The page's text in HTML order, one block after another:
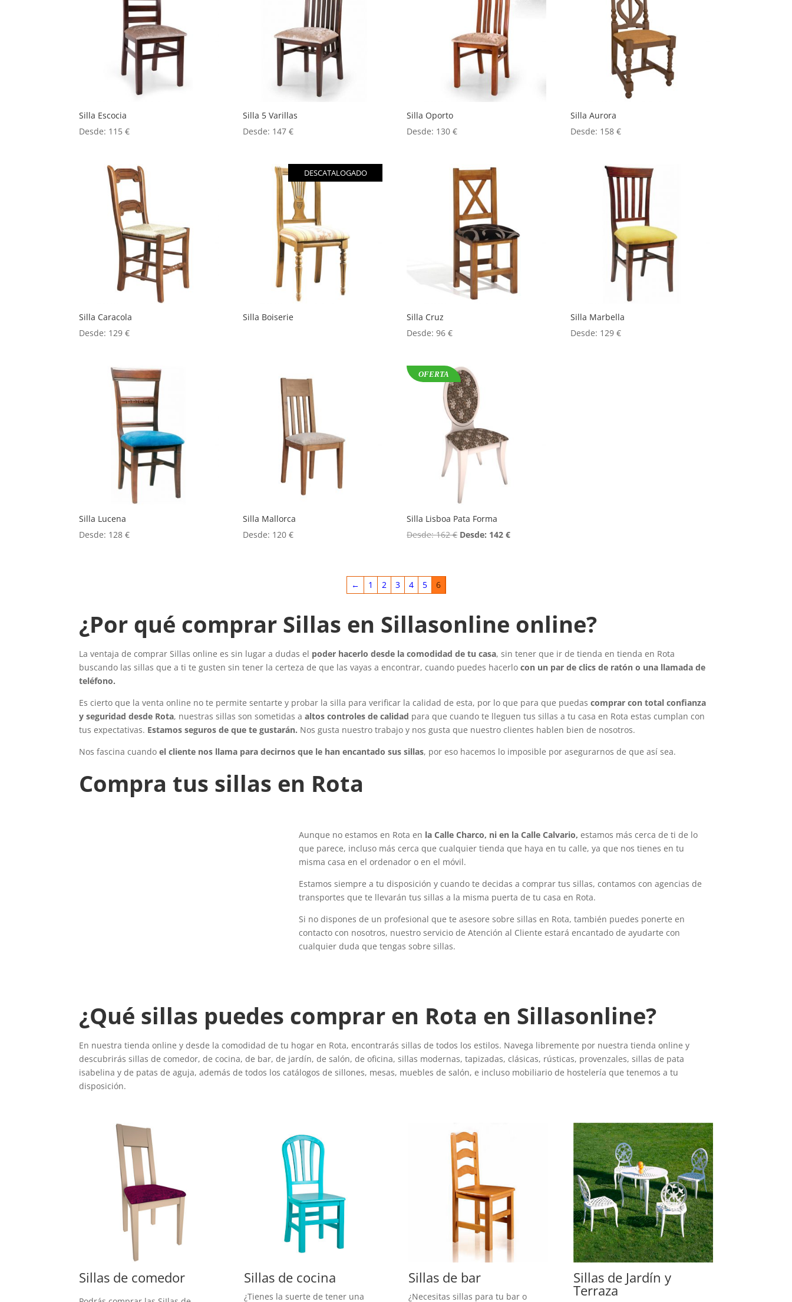
Silla Escocia
Desde: 115€
Silla 5 Varillas
Desde: 147€
Silla Oporto
Desde: 130€
Silla Aurora
Desde: 158€
Silla Caracola
Desde: 129€
DESCATALOGADO
Silla Boiserie
Silla Cruz
Desde:96€
Silla Marbella
Desde: 129€
Silla Lucena
Desde: 128€
Silla Mallorca
Desde: 120€
OFERTA
Silla Lisboa Pata Forma
Desde:162€ Desde: 142€
← 1 2 3 4 5 6
¿Por qué comprar Sillas en Sillasonline online?
La ventaja de comprar Sillas online es sin lugar a dudas el poder hacerlo desde la comodidad de tu casa, sin tener que ir de tienda en tienda en Rota
buscando las sillas que a ti te gusten sin tener la certeza de que las vayas a encontrar, cuando puedes hacerlocon un par de clics de ratón o una llamada de
teléfono.
Es cierto que la venta online no te permite sentarte y probar la silla para verificar la calidad de esta, por lo que para que puedascomprar con total confianza
y seguridad desde Rota, nuestras sillas son sometidas aaltos controles de calidad para que cuando te lleguen tus sillas a tu casa en Rota estas cumplan con
tus expectativas. Estamos seguros de que te gustarán. Nos gusta nuestro trabajo y nos gusta que nuestro clientes hablen bien de nosotros.
Nos fascina cuandoel cliente nos llama para decirnos que le han encantado sus sillas, por eso hacemos lo imposible por asegurarnos de que así sea.
Compra tus sillas en Rota
Aunque no estamos en Rota en la Calle Charco, ni en la Calle Calvario,estamos más cerca de ti de lo
que parece, incluso más cerca que cualquier tienda que haya en tu calle, ya que nos tienes en tu
misma casa en el ordenador o en el móvil.
Estamos siempre a tu disposición y cuando te decidas a comprar tus sillas, contamos con agencias de
transportes que te llevarán tus sillas a la misma puerta de tu casa en Rota.
Si no dispones de un profesional que te asesore sobre sillas en Rota, también puedes ponerte en
contacto con nosotros, nuestro servicio de Atención al Cliente estará encantado de ayudarte con
cualquier duda que tengas sobre sillas.
¿Qué sillas puedes comprar en Rota en Sillasonline?
En nuestra tienda online y desde la comodidad de tu hogar en Rota, encontrarás sillas de todos los estilos. Navega libremente por nuestra tienda online y
descubrirás sillas de comedor, de cocina, de bar, de jardín, de salón, de oficina, sillas modernas, tapizadas, clásicas, rústicas, provenzales, sillas de pata
isabelina y de patas de aguja, además de todos los catálogos de sillones, mesas, muebles de salón, e incluso mobiliario de hostelería que tenemos a tu
disposición.
Sillas de comedor Sillas de cocina
¿Tienes la suerte de tener una
Sillas de bar
¿Necesitas sillas para tu bar o
Sillas de Jardín y
Terraza